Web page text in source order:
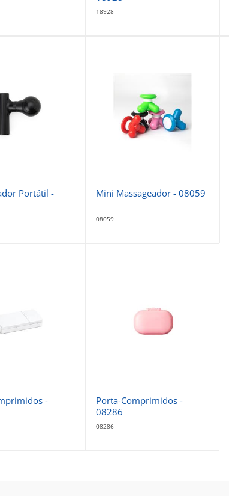
18928
Portátil -
Mini Massageador - 08059
08059
-
Porta-Comprimidos -
08286
08286